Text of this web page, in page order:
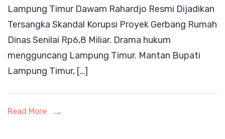
Resmi
Jadi
Lampung Timur Dawam Rahardjo Resmi Dijadikan
Tersangka Skandal Korupsi Proyek Gerbang Rumah
Dinas Senilai Rp6,8 Miliar. Drama hukum
mengguncang Lampung Timur. Mantan Bupati
Lampung Timur, […]
Read More